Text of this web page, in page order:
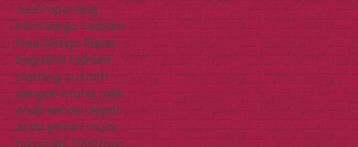
Jual Paper Bag
Kecil Harga Terbaru
Free Design Paper
bag kecil fashion
clothing custom
dengan brand milik
Anda sendiri dapat
Anda pesan mulai
harga Rp. 1.000/pcs